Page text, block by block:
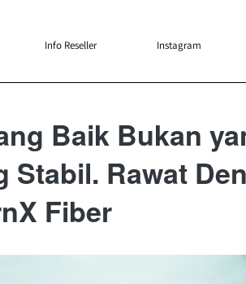
`
Info Reseller `
Instagram
Baik Bukan
Stabil. Rawat
Fiber